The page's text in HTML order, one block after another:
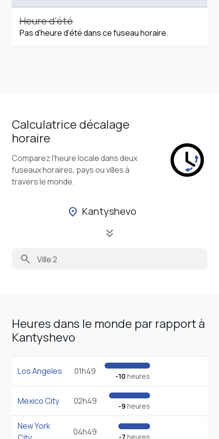
Heure d'été
Pas d'heure d'été dans ce fuseau horaire.
Calculatrice décalage
horaire
Comparez l'heure locale dans deux
fuseaux horaires, pays ou villes à
travers le monde.
location_on Kantyshevo
keyboard_double_arrow_down
search
Heures dans le monde par rapport à
Kantyshevo
Los Angeles 01h49 -10 heures
Mexico City 02h49 -9 heures
New York
04h49 -7 heures